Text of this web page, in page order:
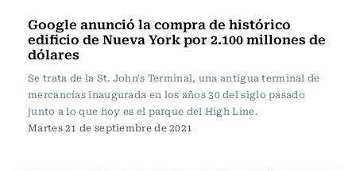
Google anunció la compra de histórico
edificio de Nueva York por 2.100 millones de
dólares
Se trata de la St. John's Terminal, una antigua terminal de
mercancías inaugurada en los años 30 del siglo pasado
junto a lo que hoy es el parque del High Line.
Martes 21 de septiembre de 2021